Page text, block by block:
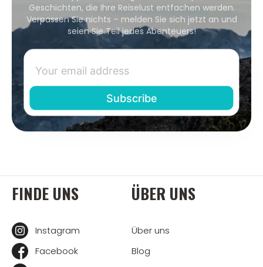
Geschichten, die Ihre Reiselust entfachen werden.
Verpassen Sie nichts – melden Sie sich jetzt an und
seien Sie Teil jedes Abenteuers!
FINDE UNS
Instagram
Facebook
ÜBER UNS
Über uns
Blog